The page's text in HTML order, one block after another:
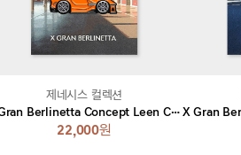
X Gran Berlinetta Concept Leen Customs 핀
22,000원
제네시스 컬렉션